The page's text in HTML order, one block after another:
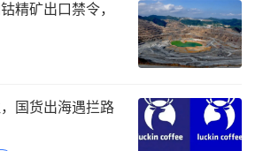
精矿出口禁令，
国货出海遇拦路